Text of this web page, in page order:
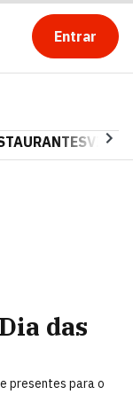
Entrar
das
presentes para o